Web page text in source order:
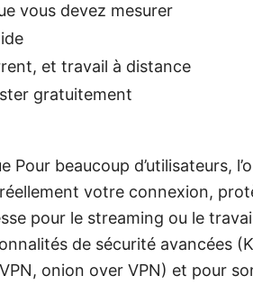
vous devez mesurer
et travail à distance
gratuitement
beaucoup d’utilisateurs,
votre connexion,
pour le streaming ou le
de sécurité avancées
onion over VPN) et pour